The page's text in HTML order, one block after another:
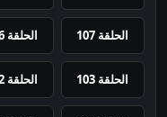
الحلقة 107 الحلقة 106
الحلقة 103 الحلقة 102